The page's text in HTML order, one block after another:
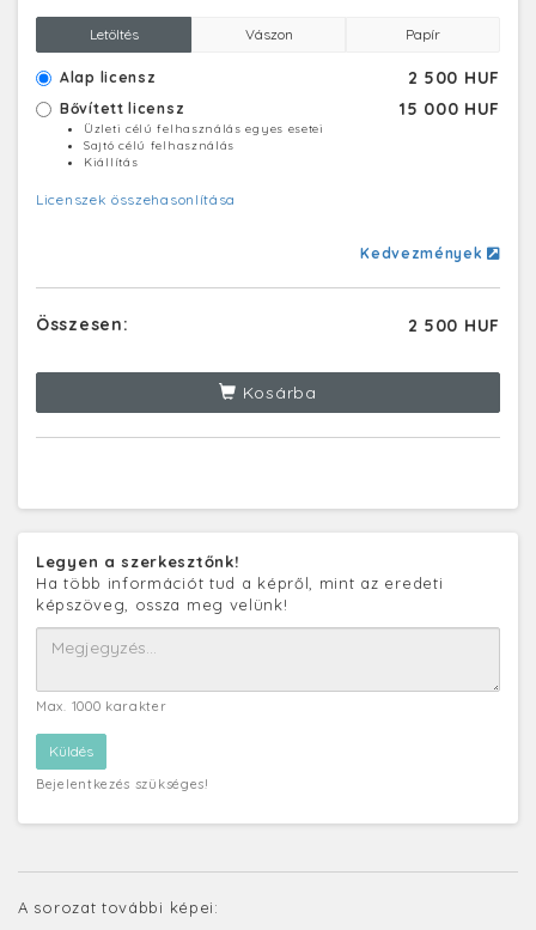
Letöltés Vászon Papír
Alap licensz 2 500 HUF
Bővített licensz 15 000 HUF
Üzleti célú felhasználás egyes esetei
Sajtó célú felhasználás
Kiállítás
Licenszek összehasonlítása
Kedvezmények
Összesen: 2 500 HUF
Kosárba
Legyen a szerkesztőnk!
Ha több információt tud a képről, mint az eredeti
képszöveg, ossza meg velünk!
Max. 1000 karakter
Bejelentkezés szükséges!
A sorozat további képei: